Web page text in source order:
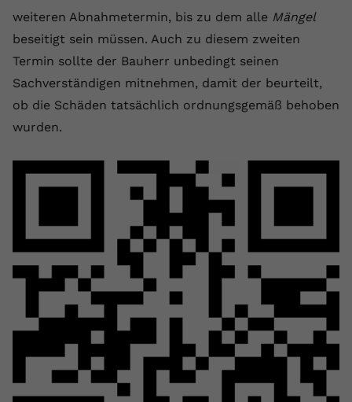
weiteren Abnahmetermin, bis zu dem alle Mängel
beseitigt sein müssen. Auch zu diesem zweiten
Termin sollte der Bauherr unbedingt seinen
Sachverständigen mitnehmen, damit der beurteilt,
ob die Schäden tatsächlich ordnungsgemäß behoben
wurden.
registriert eine eindeutige ID, um
Daten darüber zu speichern, welche
Videos von YouTube der Nutzer
gesehen hat.
Name yt-remote-connected-devices
Zweck
YouTube setzt diesen Cookie, um die
speichern, der eingebettete YouTube-
Videos verwendet.